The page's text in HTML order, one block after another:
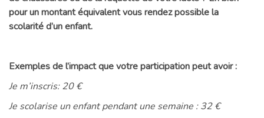
pour un montant équivalent vous rendez possible la
scolarité d’un enfant.
Exemples de l’impact que votre participation peut avoir :
Je m’inscris: 20 €
Je scolarise un enfant pendant une semaine : 32 €